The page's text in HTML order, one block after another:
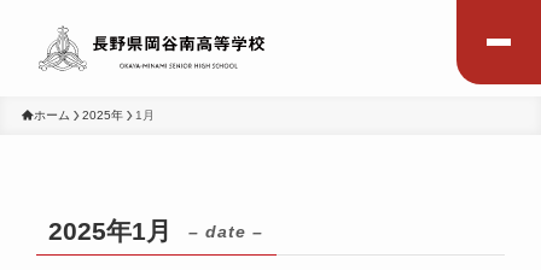
ホーム 2025年 1月
2025年1月 – date –